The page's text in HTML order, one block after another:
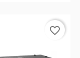
favorite_border